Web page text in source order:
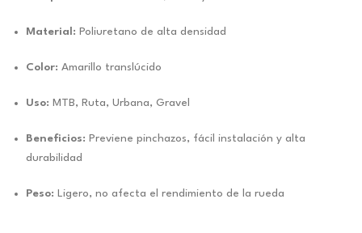
Material: Poliuretano de alta densidad
Color: Amarillo translúcido
Uso: MTB, Ruta, Urbana, Gravel
Beneficios: Previene pinchazos, fácil instalación y alta
durabilidad
Peso: Ligero, no afecta el rendimiento de la rueda